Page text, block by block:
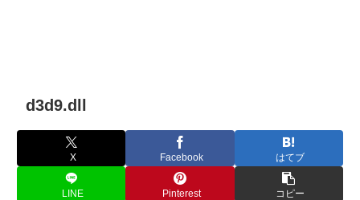
d3d9.dll
X Facebook はてブ
LINE Pinterest コピー